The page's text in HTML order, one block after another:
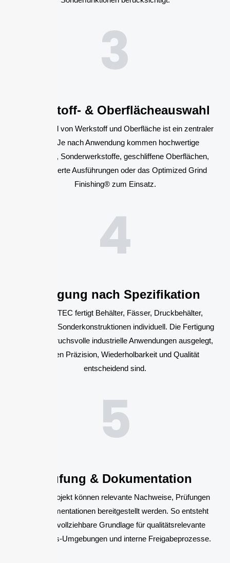
3
Werkstoff- & Oberflächeauswahl
Die Auswahl von Werkstoff und Oberfläche ist ein zentraler
Schritt. Je nach Anwendung kommen hochwertige
Edelstähle, Sonderwerkstoffe, geschliffene Oberflächen,
elektropolierte Ausführungen oder das Optimized Grind
Finishing® zum Einsatz.
4
Fertigung nach Spezifikation
BOLZ INTEC fertigt Behälter, Fässer, Druckbehälter,
Trichter und Sonderkonstruktionen individuell. Die Fertigung
ist auf anspruchsvolle industrielle Anwendungen ausgelegt,
bei denen Präzision, Wiederholbarkeit und Qualität
entscheidend sind.
5
Prüfung & Dokumentation
Je nach Projekt können relevante Nachweise, Prüfungen
und Dokumentationen bereitgestellt werden. So entsteht
eine nachvollziehbare Grundlage für qualitätsrelevante
Produktions-Umgebungen und interne Freigabeprozesse.